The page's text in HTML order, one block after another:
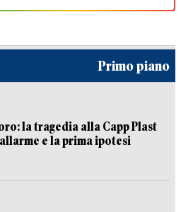
Primo piano
la tragedia alla Capp Plast
e la prima ipotesi